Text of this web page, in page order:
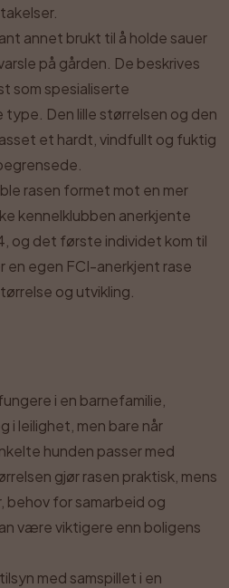
annet brukt til å holde sauer
på gården. De beskrives
som spesialiserte
Den lille størrelsen og den
et hardt, vindfullt og fuktig
rasen formet mot en mer
kennelklubben anerkjente
og det første individet kom til
en egen FCI-anerkjent rase
og utvikling.
i en barnefamilie,
i leilighet, men bare når
hunden passer med
gjør rasen praktisk, mens
behov for samarbeid og
være viktigere enn boligens
med samspillet i en